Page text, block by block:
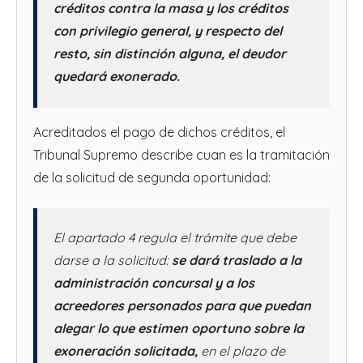
créditos contra la masa y los créditos
con privilegio general, y respecto del
resto, sin distinción alguna, el deudor
quedará exonerado.
Acreditados el pago de dichos créditos, el
Tribunal Supremo describe cuan es la tramitación
de la solicitud de segunda oportunidad:
El apartado 4 regula el trámite que debe
darse a la solicitud: se dará traslado a la
administración concursal y a los
acreedores personados para que puedan
alegar lo que estimen oportuno sobre la
exoneración solicitada, en el plazo de